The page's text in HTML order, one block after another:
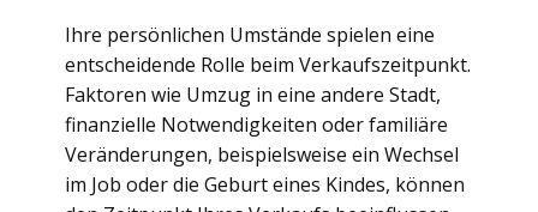
Ihre persönlichen Umstände spielen eine
entscheidende Rolle beim Verkaufszeitpunkt.
Faktoren wie Umzug in eine andere Stadt,
finanzielle Notwendigkeiten oder familiäre
Veränderungen, beispielsweise ein Wechsel
im Job oder die Geburt eines Kindes, können